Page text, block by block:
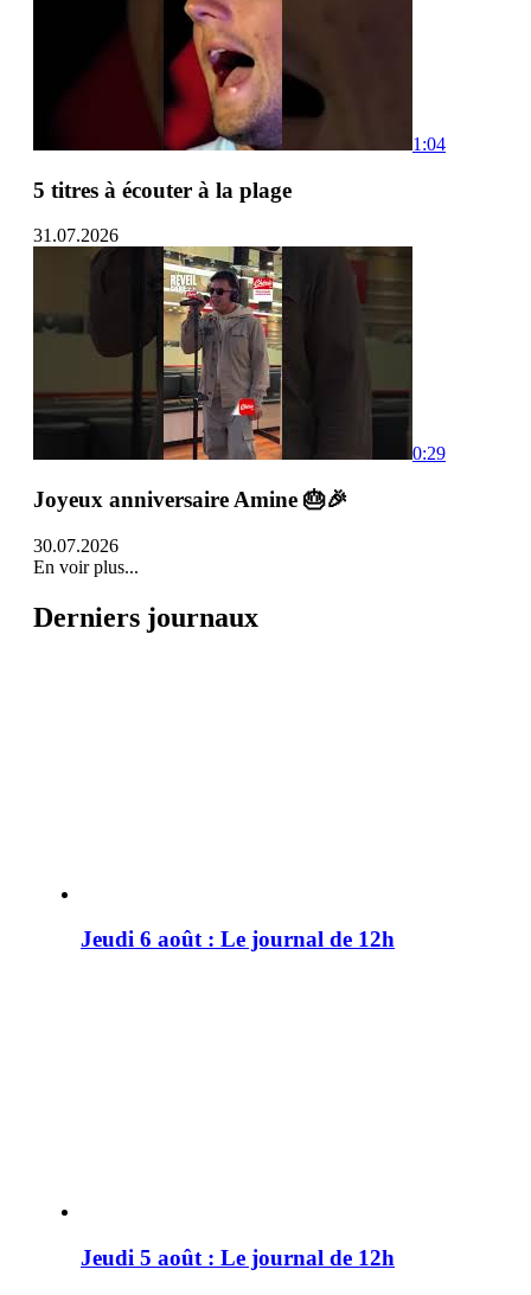
1:04
5 titres à écouter à la plage
31.07.2026
0:29
Joyeux anniversaire Amine 🎂🎉
30.07.2026
En voir plus...
Derniers journaux
Jeudi 6 août : Le journal de 12h
Jeudi 5 août : Le journal de 12h